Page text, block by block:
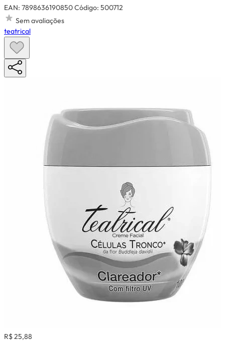
EAN: 7898636190850Código: 500712
Sem avaliações
teatrical
R$ 25,88